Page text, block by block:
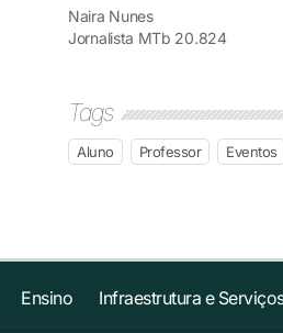
Naira Nunes
Jornalista MTb 20.824
Tags
Aluno Professor Eventos
Ensino Infraestrutura e